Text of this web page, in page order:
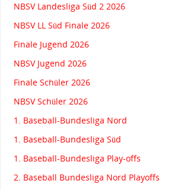
NBSV Landesliga Süd 2 2026
NBSV LL Süd Finale 2026
Finale Jugend 2026
NBSV Jugend 2026
Finale Schüler 2026
NBSV Schüler 2026
1. Baseball-Bundesliga Nord
1. Baseball-Bundesliga Süd
1. Baseball-Bundesliga Play-offs
2. Baseball Bundesliga Nord Playoffs